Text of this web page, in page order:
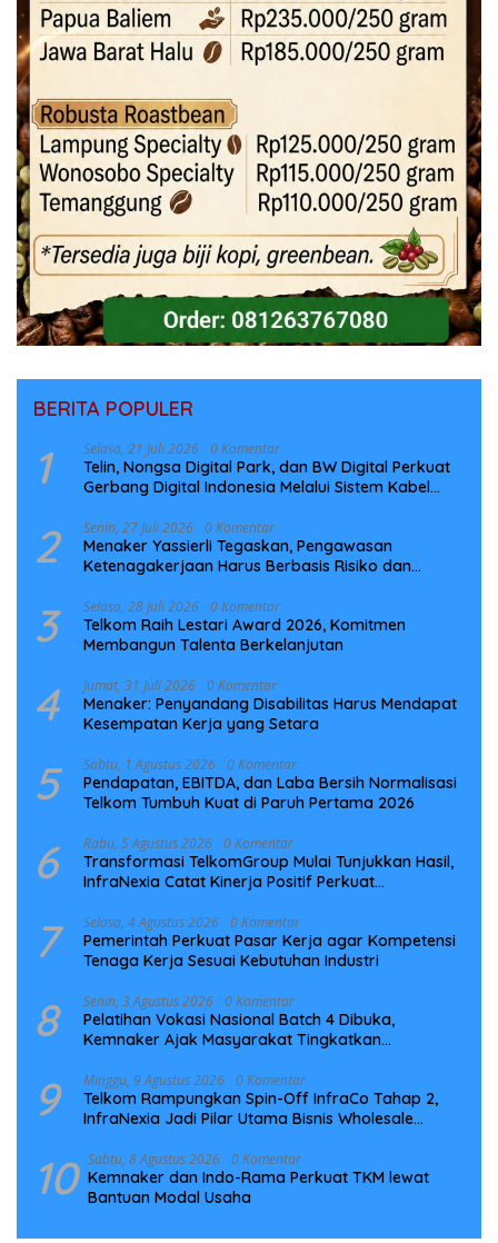
BERITA POPULER
1 Selasa, 21 Juli 2026 0 Komentar
Telin, Nongsa Digital Park, dan BW Digital Perkuat
Gerbang Digital Indonesia Melalui Sistem Kabel
2 Senin, 27 Juli 2026 0 Komentar
Menaker Yassierli Tegaskan, Pengawasan
Ketenagakerjaan Harus Berbasis Risiko dan
3 Selasa, 28 Juli 2026 0 Komentar
Telkom Raih Lestari Award 2026, Komitmen
Membangun Talenta Berkelanjutan
4 Jumat, 31 Juli 2026 0 Komentar
Menaker: Penyandang Disabilitas Harus Mendapat
Kesempatan Kerja yang Setara
5 Sabtu, 1 Agustus 2026 0 Komentar
Pendapatan, EBITDA, dan Laba Bersih Normalisasi
Telkom Tumbuh Kuat di Paruh Pertama 2026
6 Rabu, 5 Agustus 2026 0 Komentar
Transformasi TelkomGroup Mulai Tunjukkan Hasil,
InfraNexia Catat Kinerja Positif Perkuat
7 Selasa, 4 Agustus 2026 0 Komentar
Pemerintah Perkuat Pasar Kerja agar Kompetensi
Tenaga Kerja Sesuai Kebutuhan Industri
8 Senin, 3 Agustus 2026 0 Komentar
Pelatihan Vokasi Nasional Batch 4 Dibuka,
Kemnaker Ajak Masyarakat Tingkatkan
9 Minggu, 9 Agustus 2026 0 Komentar
Telkom Rampungkan Spin-Off InfraCo Tahap 2,
InfraNexia Jadi Pilar Utama Bisnis Wholesale
10 Sabtu, 8 Agustus 2026 0 Komentar
Kemnaker dan Indo-Rama Perkuat TKM lewat
Bantuan Modal Usaha